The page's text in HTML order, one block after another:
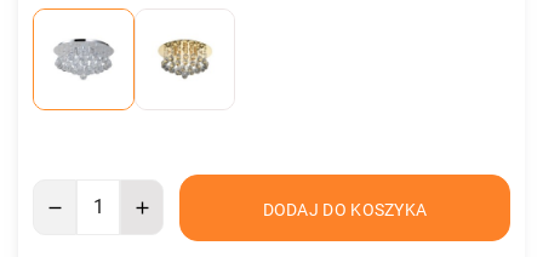
DODAJ DO KOSZYKA